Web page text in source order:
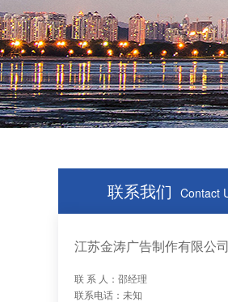
联系我们 Contact
江苏金涛广告制作有限公司
联 系 人：邵经理
联系电话：未知